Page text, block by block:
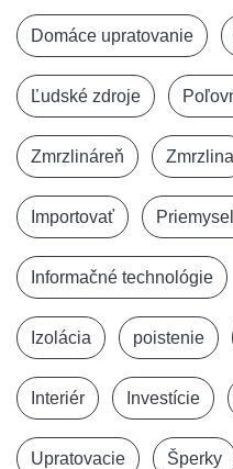
Domáce upratovanie
Ľudské zdroje
Zmrzlináreň Zmrzlina
Importovať
Informačné technológie
Izolácia poistenie
Interiér Investície
Upratovacie Šperky